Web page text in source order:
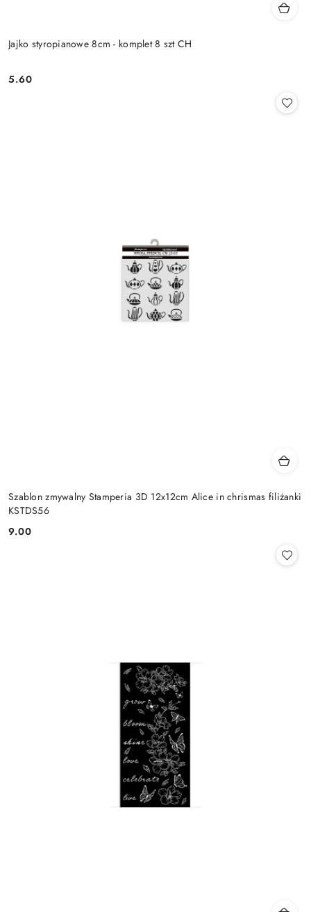
Jajko styropianowe 8cm - komplet 8 szt CH
Cena:
5.60
Szablon zmywalny Stamperia 3D 12x12cm Alice in chrismas filiżanki
KSTDS56
Cena:
9.00